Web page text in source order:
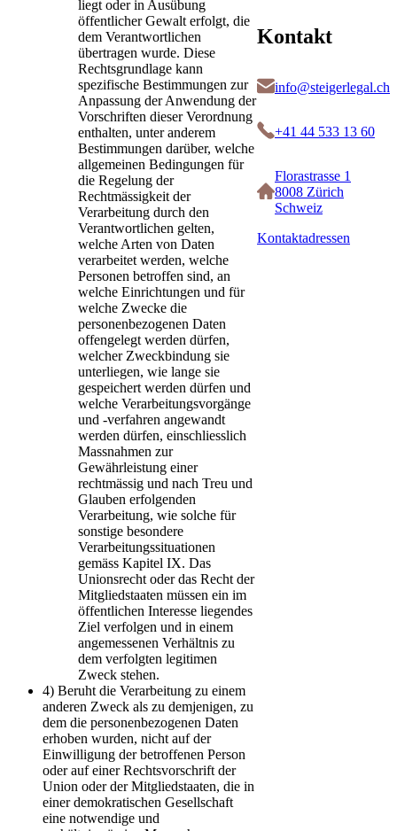
liegt oder in Ausübung
öffentlicher Gewalt erfolgt, die
dem Verantwortlichen
übertragen wurde. Diese
Rechtsgrundlage kann
spezifische Bestimmungen zur
Anpassung der Anwendung der
Vorschriften dieser Verordnung
enthalten, unter anderem
Bestimmungen darüber, welche
allgemeinen Bedingungen für
die Regelung der
Rechtmässigkeit der
Verarbeitung durch den
Verantwortlichen gelten,
welche Arten von Daten
verarbeitet werden, welche
Personen betroffen sind, an
welche Einrichtungen und für
welche Zwecke die
personenbezogenen Daten
offengelegt werden dürfen,
welcher Zweckbindung sie
unterliegen, wie lange sie
gespeichert werden dürfen und
welche Verarbeitungsvorgänge
und -verfahren angewandt
werden dürfen, einschliesslich
Massnahmen zur
Gewährleistung einer
rechtmässig und nach Treu und
Glauben erfolgenden
Verarbeitung, wie solche für
sonstige besondere
Verarbeitungssituationen
gemäss Kapitel IX. Das
Unionsrecht oder das Recht der
Mitgliedstaaten müssen ein im
öffentlichen Interesse liegendes
Ziel verfolgen und in einem
angemessenen Verhältnis zu
dem verfolgten legitimen
Zweck stehen.
4) Beruht die Verarbeitung zu einem
anderen Zweck als zu demjenigen, zu
dem die personenbezogenen Daten
erhoben wurden, nicht auf der
Einwilligung der betroffenen Person
oder auf einer Rechtsvorschrift der
Union oder der Mitgliedstaaten, die in
einer demokratischen Gesellschaft
eine notwendige und
Kontakt
info@steigerlegal.ch
+41 44 533 13 60
Florastrasse 1
8008 Zürich
Schweiz
Kontaktadressen